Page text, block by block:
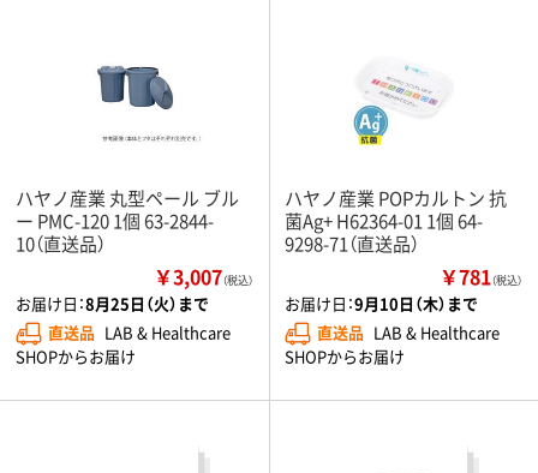
ハヤノ産業 丸型ペール ブル
ー PMC-120 1個 63-2844-
10（直送品）
￥3,007（税込）
お届け日：8月25日（火）まで
直送品 LAB & Healthcare
SHOPからお届け
ハヤノ産業 POPカルトン 抗
菌Ag+ H62364-01 1個 64-
9298-71（直送品）
￥781（税込）
お届け日：9月10日（木）まで
直送品 LAB & Healthcare
SHOPからお届け